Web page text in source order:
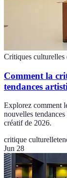
Critiques culturelles
Comment la
tendances
Explorez comment
nouvelles
créatif de 2026.
critique culturelle
Jun 28